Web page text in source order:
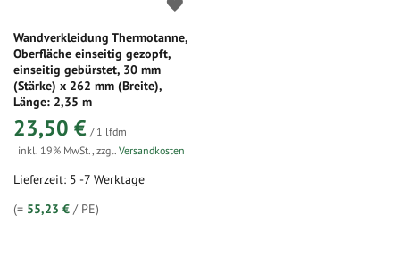
Wandverkleidung Thermotanne,
Oberfläche einseitig gezopft,
einseitig gebürstet, 30 mm
(Stärke) x 262 mm (Breite),
Länge: 2,35 m
23,50 € / 1 lfdm
inkl. 19% MwSt., zzgl. Versandkosten
Lieferzeit: 5 -7 Werktage
(= 55,23 € / PE)